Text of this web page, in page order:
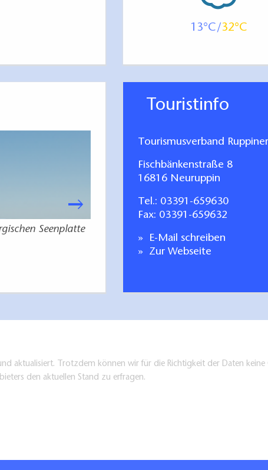
13 32
Seenplatte
Jetzt ansehen/
Touristinfo
Tourismusverband
Fischbänkenstraße 8
16816 Neuruppin
Tel.: 03391-659630
Fax: 03391-659632
E-Mail schreiben
Zur Webseite
aktualisiert. Trotzdem können wir für die Richtigkeit der Daten
den aktuellen Stand zu erfragen.